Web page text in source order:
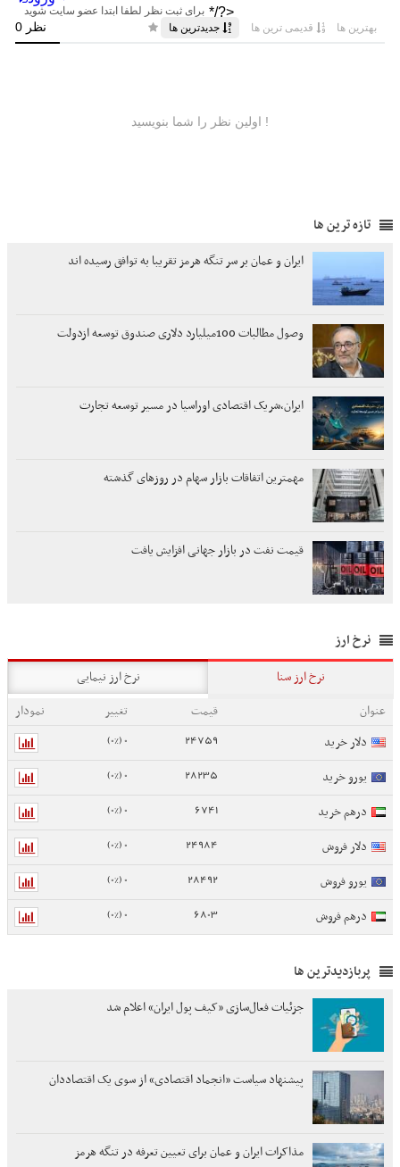
تازه ترین ها
ایران و عمان بر سر تنگه هرمز تقریبا به توافق رسیده اند
وصول مطالبات 100میلیارد دلاری صندوق توسعه ازدولت
ایران،شریک اقتصادی اوراسیا در مسیر توسعه تجارت
مهمترین اتفاقات بازار سهام در روزهای گذشته
قیمت نفت در بازار جهانی افزایش یافت
نرخ ارز
نرخ ارز سنا
نرخ ارز نیمایی
عنوان
قیمت تغییر
نمودار
دلار خرید
24759
0 (0%)
یورو خرید 28235
0 (0%)
درهم خرید 6741
0 (0%)
دلار فروش 24984
0 (0%)
یورو فروش 28492
0 (0%)
درهم فروش 6803
0 (0%)
پربازدیدترین ها
جزئیات فعال‌سازی «کیف پول ایران» اعلام شد
پیشنهاد سیاست «انجماد اقتصادی» از سوی یک اقتصاددان
مذاکرات ایران و عمان برای تعیین تعرفه در تنگه هرمز